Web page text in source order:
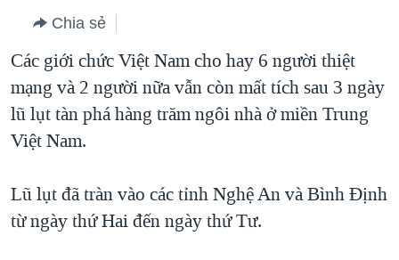
chính
điều
hướng
chính
Đi
"Tìm"
BLOG
DIỄN ĐÀN
MỤC
TỰ DO BÁO CHÍ
NGƯỜI VIỆT HẢI NGOẠI
ĐỜI SỐNG
CHUYÊN ĐỀ
HÀNH TRÌNH BẦU CỬ 2024
VIDEO
NGHE
Chia sẻ
Các giới chức Việt Nam cho hay 6 người thiệt
mạng và 2 người nữa vẫn còn mất tích sau 3 ngày
lũ lụt tàn phá hàng trăm ngôi nhà ở miền Trung
Việt Nam.
Lũ lụt đã tràn vào các tỉnh Nghệ An và Bình Định
từ ngày thứ Hai đến ngày thứ Tư.